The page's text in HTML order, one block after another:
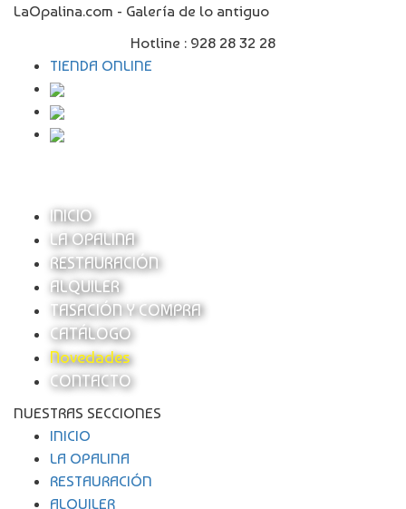
LaOpalina.com - Galería de lo antiguo
Hotline : 928 28 32 28
TIENDA ONLINE
INICIO
LA OPALINA
RESTAURACIÓN
ALQUILER
TASACIÓN Y COMPRA
CATÁLOGO
Novedades
CONTACTO
NUESTRAS SECCIONES
INICIO
LA OPALINA
RESTAURACIÓN
ALQUILER